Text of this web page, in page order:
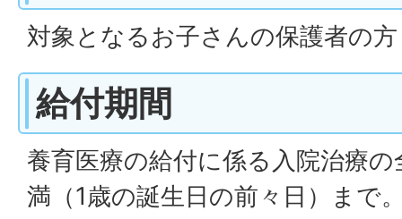
対象となるお子さんの保護者の方
給付期間
養育医療の給付に係る入院治療
満（1歳の誕生日の前々日）まで